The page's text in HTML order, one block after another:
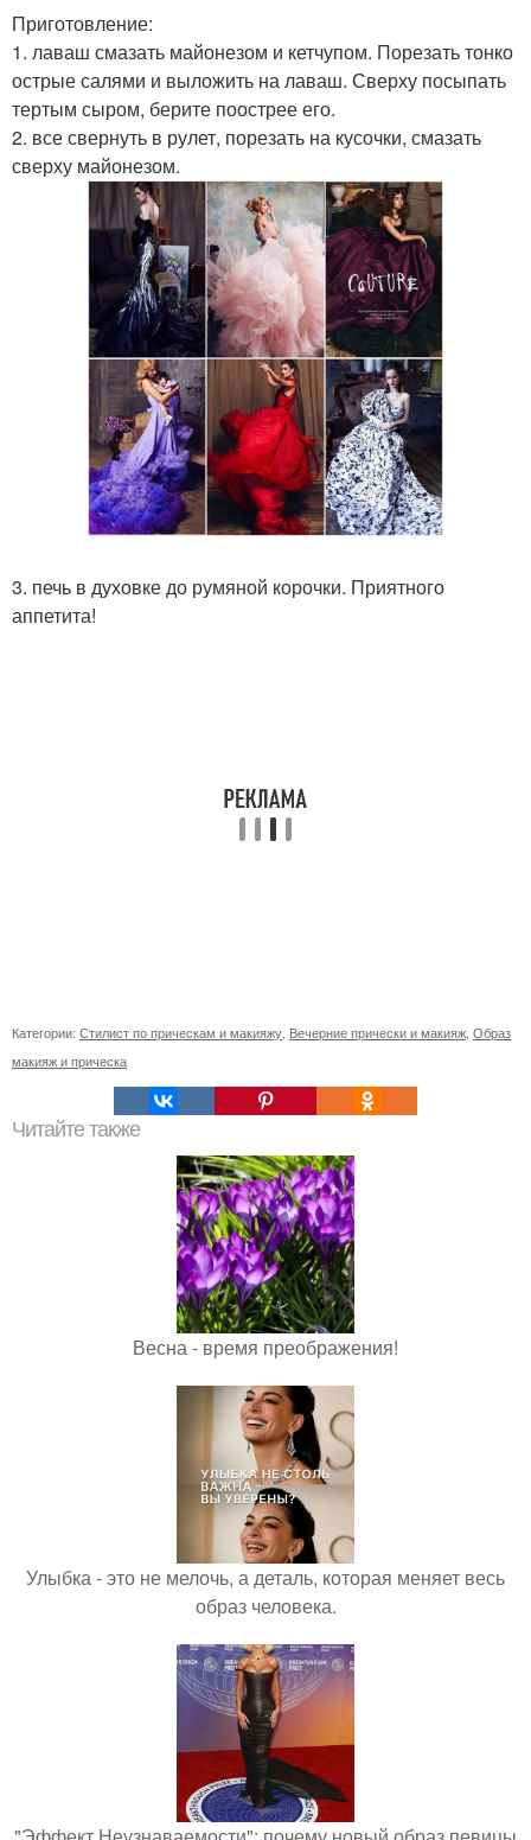
Приготовление:
1. лаваш смазать майонезом и кетчупом. Порезать тонко
острые салями и выложить на лаваш. Сверху посыпать
тертым сыром, берите поострее его.
2. все свернуть в рулет, порезать на кусочки, смазать
сверху майонезом.
3. печь в духовке до румяной корочки. Приятного
аппетита!
Категории: Стилист по прическам и макияжу Вечерние прически и макияж Образ
макияж и прическа
Читайте также
Весна - время преображения!
Улыбка - это не мелочь, а деталь, которая меняет весь
образ человека.